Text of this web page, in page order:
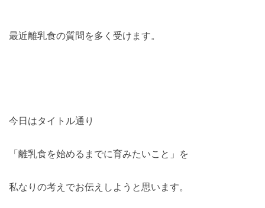
最近離乳食の質問を多く受けます。
今日はタイトル通り
「離乳食を始めるまでに育みたいこと」を
私なりの考えでお伝えしようと思います。